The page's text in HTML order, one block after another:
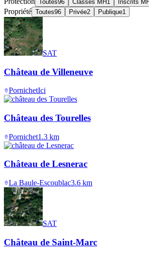
Toutes96 Classés MH1 Inscrits
Propriété Toutes96 Privée2 Publique1
SAT
Château de Villeneuve
PornichetIci
Château des Tourelles
Pornichet1.3 km
Château de Lesnerac
La Baule-Escoublac3.6 km
SAT
Château de Saint-Marc